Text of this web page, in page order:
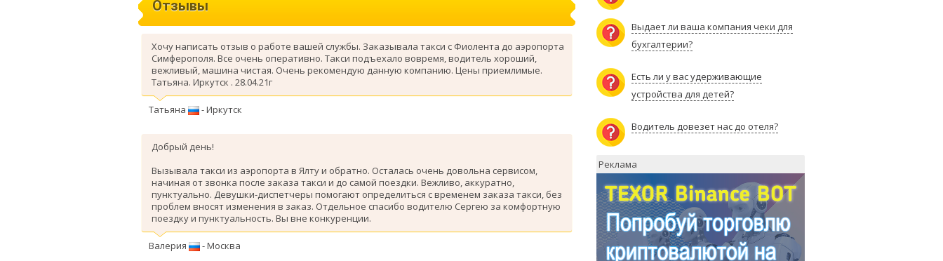
Отзывы
Хочу написать отзыв о работе вашей службы. Заказывала такси с Фиолента до аэропорта
Симферополя. Все очень оперативно. Такси подъехало вовремя, водитель хороший,
вежливый, машина чистая. Очень рекомендую данную компанию. Цены приемлимые.
Татьяна. Иркутск . 28.04.21г
Татьяна - Иркутск
Добрый день!
Вызывала такси из аэропорта в Ялту и обратно. Осталась очень довольна сервисом,
начиная от звонка после заказа такси и до самой поездки. Вежливо, аккуратно,
пунктуально. Девушки-диспетчеры помогают определиться с временем заказа такси, без
проблем вносят изменения в заказ. Отдельное спасибо водителю Сергею за комфортную
поездку и пунктуальность. Вы вне конкуренции.
Валерия - Москва
Выдает ли ваша компания чеки для
бухгалтерии?
Есть ли у вас удерживающие
устройства для детей?
Водитель довезет нас до отеля?
Реклама